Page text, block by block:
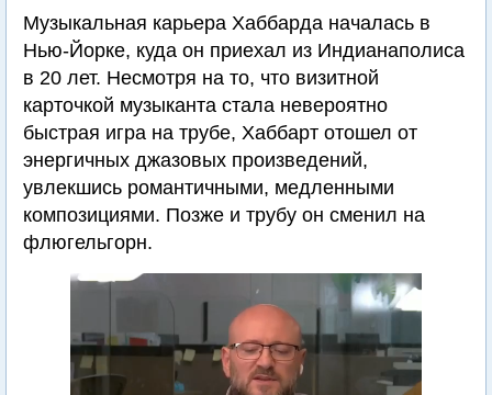
Музыкальная карьера Хаббарда началась в
Нью-Йорке, куда он приехал из Индианаполиса
в 20 лет. Несмотря на то, что визитной
карточкой музыканта стала невероятно
быстрая игра на трубе, Хаббарт отошел от
энергичных джазовых произведений,
увлекшись романтичными, медленными
композициями. Позже и трубу он сменил на
флюгельгорн.